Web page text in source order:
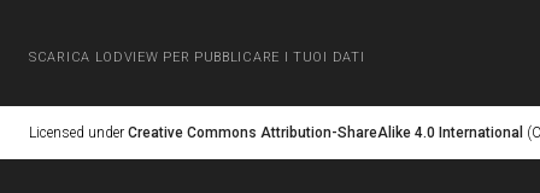
SCARICA LODVIEW PER PUBBLICARE I TUOI DATI
Licensed under Creative Commons Attribution-ShareAlike 4.0 International